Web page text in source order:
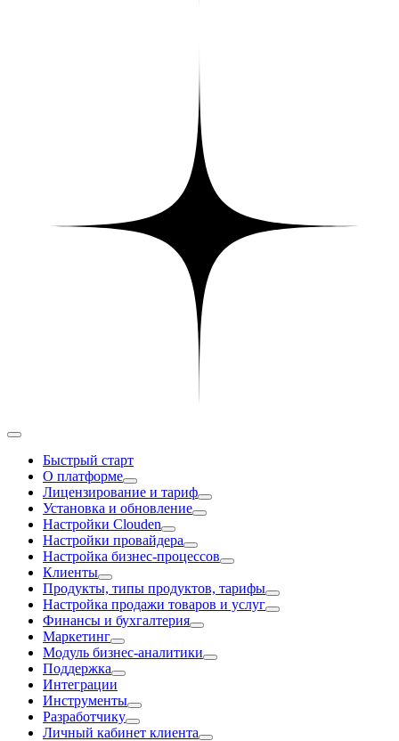
Быстрый старт
О платформе
Лицензирование и тариф
Установка и обновление
Настройки Clouden
Настройки провайдера
Настройка бизнес-процессов
Клиенты
Продукты, типы продуктов, тарифы
Настройка продажи товаров и услуг
Финансы и бухгалтерия
Маркетинг
Модуль бизнес-аналитики
Поддержка
Интеграции
Инструменты
Разработчику
Личный кабинет клиента